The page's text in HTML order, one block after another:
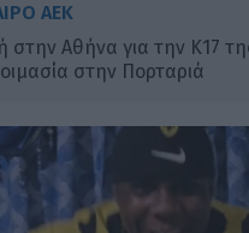
ΑΕΚ
στην Αθήνα για την Κ17
στην Πορταριά